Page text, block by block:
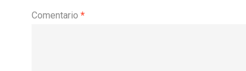
Comentario *